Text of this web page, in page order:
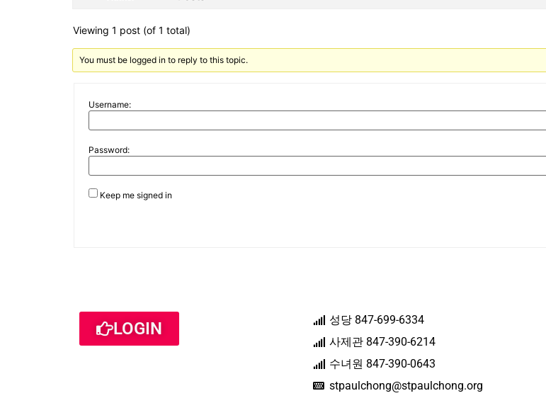
Viewing 1 post (of 1 total)
You must be logged in to reply to this topic.
Username:
Password:
Keep me signed in
LOGIN
성당 847-699-6334
사제관 847-390-6214
수녀원 847-390-0643
stpaulchong@stpaulchong.org